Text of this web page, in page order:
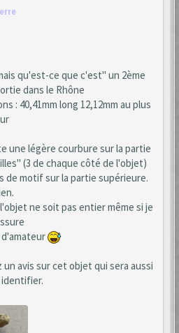
qu'est-ce que c'est" un 2ème
dans le Rhône
: 40,41mm long 12,12mm au plus
une légère courbure sur la partie
(3 de chaque côté de l'objet)
de motif sur la partie supérieure.
ne soit pas entier même si je
d'amateur
un avis sur cet objet qui sera aussi